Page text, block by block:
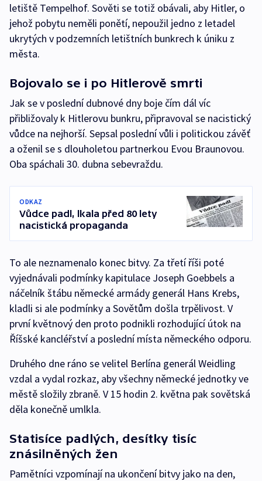
letiště Tempelhof. Sověti se totiž obávali, aby Hitler, o
jehož pobytu neměli ponětí, nepoužil jedno z letadel
ukrytých v podzemních letištních bunkrech k úniku z
města.
Bojovalo se i po Hitlerově smrti
Jak se v poslední dubnové dny boje čím dál víc
přibližovaly k Hitlerovu bunkru, připravoval se nacistický
vůdce na nejhorší. Sepsal poslední vůli i politickou závěť
a oženil se s dlouholetou partnerkou Evou Braunovou.
Oba spáchali 30. dubna sebevraždu.
ODKAZ
Vůdce padl, lkala před 80 lety
nacistická propaganda
To ale neznamenalo konec bitvy. Za třetí říši poté
vyjednávali podmínky kapitulace Joseph Goebbels a
náčelník štábu německé armády generál Hans Krebs,
kladli si ale podmínky a Sovětům došla trpělivost. V
první květnový den proto podnikli rozhodující útok na
Říšské kancléřství a poslední místa německého odporu.
Druhého dne ráno se velitel Berlína generál Weidling
vzdal a vydal rozkaz, aby všechny německé jednotky ve
městě složily zbraně. V 15 hodin 2. května pak sovětská
děla konečně umlkla.
Statisíce padlých, desítky tisíc
znásilněných žen
Pamětníci vzpomínají na ukončení bitvy jako na den,